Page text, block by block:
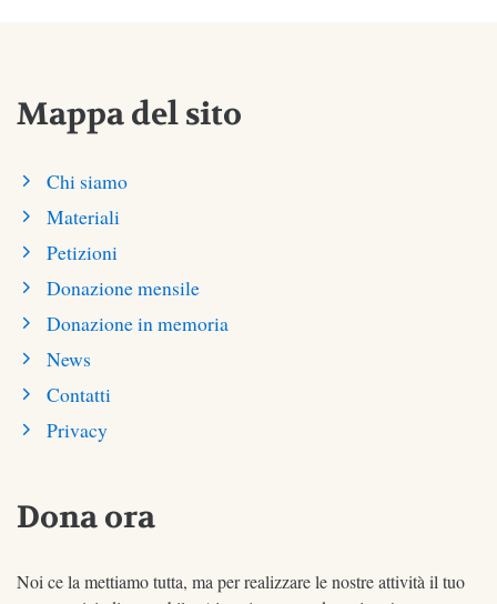
Mappa del sito
Chi siamo
Materiali
Petizioni
Donazione mensile
Donazione in memoria
News
Contatti
Privacy
Dona ora
Noi ce la mettiamo tutta, ma per realizzare le nostre attività il tuo